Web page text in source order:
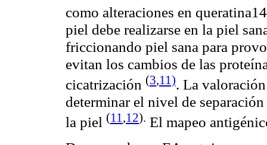
como alteraciones en
piel debe realizarse en la piel
friccionando piel sana para
evitan los cambios de las
cicatrización (3,11). La
determinar el nivel de
la piel (11,12). El mapeo